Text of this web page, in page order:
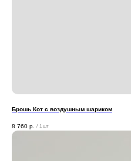
Брошь Кот с воздушным шариком
8 760 р. / 1 шт